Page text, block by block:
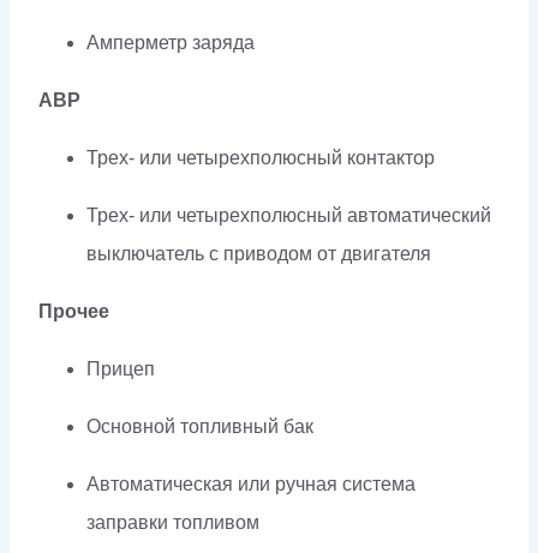
Амперметр заряда
АВР
Трех- или четырехполюсный контактор
Трех- или четырехполюсный автоматический
выключатель с приводом от двигателя
Прочее
Прицеп
Основной топливный бак
Автоматическая или ручная система
заправки топливом